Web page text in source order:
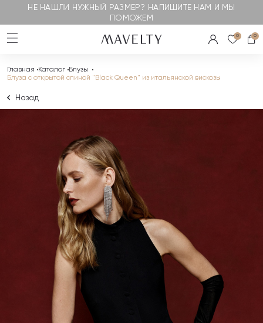
НЕ НАШЛИ НУЖНЫЙ РАЗМЕР? НАПИШИТЕ НАМ И МЫ
ПОМОЖЕМ
0 0
Главная Каталог
Блузы
Блуза с открытой спиной "Black Queen" из итальянской вискозы
Назад